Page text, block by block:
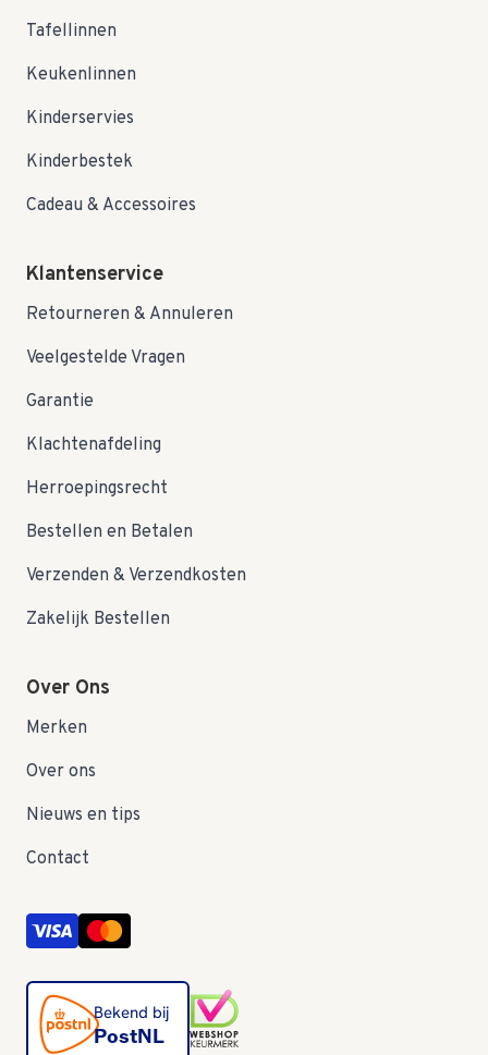
Tafellinnen
Keukenlinnen
Kinderservies
Kinderbestek
Cadeau & Accessoires
Klantenservice
Retourneren & Annuleren
Veelgestelde Vragen
Garantie
Klachtenafdeling
Herroepingsrecht
Bestellen en Betalen
Verzenden & Verzendkosten
Zakelijk Bestellen
Over Ons
Merken
Over ons
Nieuws en tips
Contact